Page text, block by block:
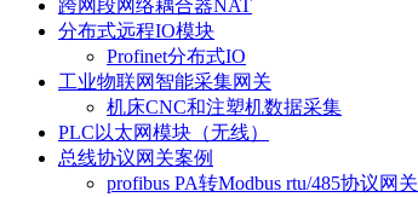
跨网段网络耦合器NAT
分布式远程IO模块
Profinet分布式IO
工业物联网智能采集网关
机床CNC和注塑机数据采集
PLC以太网模块（无线）
总线协议网关案例
profibus PA转Modbus rtu/485协议网关